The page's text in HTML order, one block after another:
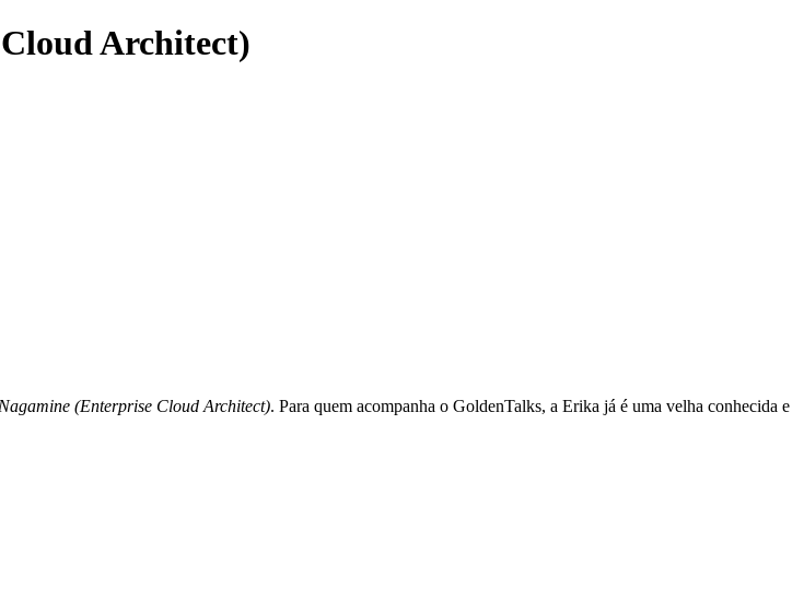
Architect)
(Enterprise Cloud Architect). Para quem acompanha o GoldenTalks, a Erika já é uma velha conhecida e